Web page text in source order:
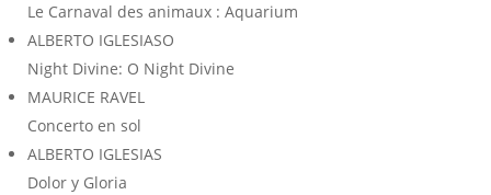
Le Carnaval des animaux : Aquarium
ALBERTO IGLESIASO
Night Divine: O Night Divine
MAURICE RAVEL
Concerto en sol
ALBERTO IGLESIAS
Dolor y Gloria